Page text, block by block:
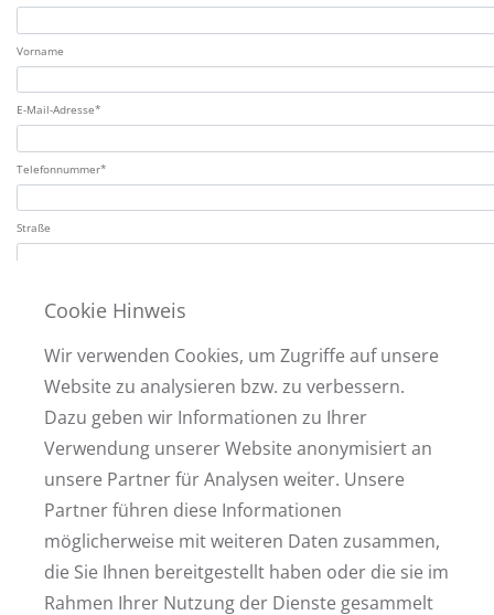
Vorname
E-Mail-Adresse*
Telefonnummer*
Straße
* Zur Bearbeitung Ihrer Anfrage müssen alle mit einem Sternchen markierten Felder
Cookie Hinweis
Wir verwenden Cookies, um Zugriffe auf unsere
Website zu analysieren bzw. zu verbessern.
Dazu geben wir Informationen zu Ihrer
Verwendung unserer Website anonymisiert an
unsere Partner für Analysen weiter. Unsere
Partner führen diese Informationen
möglicherweise mit weiteren Daten zusammen,
die Sie Ihnen bereitgestellt haben oder die sie im
Rahmen Ihrer Nutzung der Dienste gesammelt